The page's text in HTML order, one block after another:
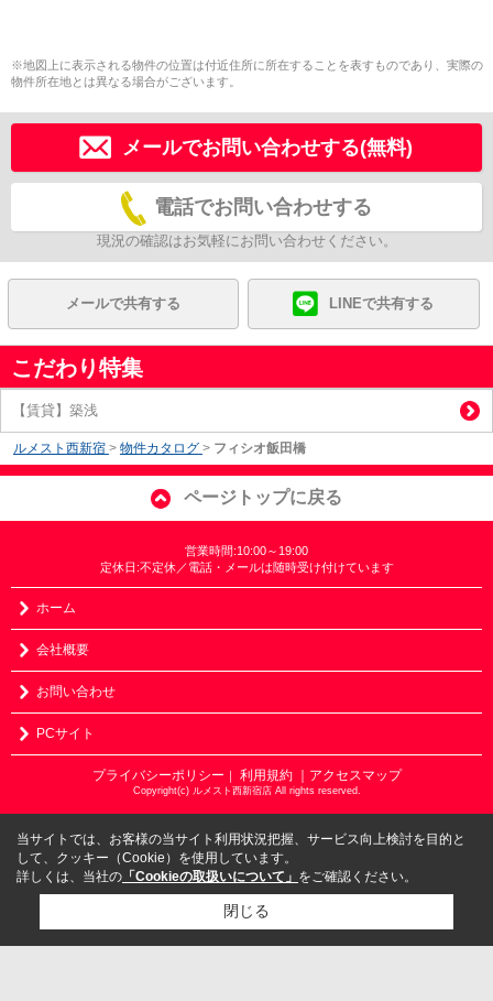
※地図上に表示される物件の位置は付近住所に所在することを表すものであり、実際の
物件所在地とは異なる場合がございます。
メールでお問い合わせする(無料)
電話でお問い合わせする
現況の確認はお気軽にお問い合わせください。
メールで共有する LINEで共有する
こだわり特集
【賃貸】築浅
ルメスト西新宿 > 物件カタログ > フィシオ飯田橋
ページトップに戻る
営業時間:10:00～19:00
定休日:不定休／電話・メールは随時受け付けています
ホーム
会社概要
お問い合わせ
PCサイト
プライバシーポリシー ｜ 利用規約 ｜アクセスマップ
Copyright(c) ルメスト西新宿店 All rights reserved.
当サイトでは、お客様の当サイト利用状況把握、サービス向上検討を目的と
して、クッキー（Cookie）を使用しています。
詳しくは、当社の 「Cookieの取扱いについて」 をご確認ください。
閉じる